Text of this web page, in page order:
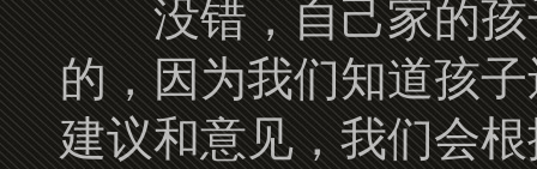
没错，自己家的孩子
的，因为我们知道孩
建议和意见，我们会